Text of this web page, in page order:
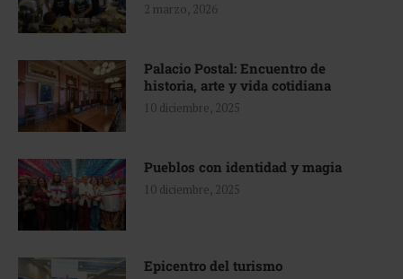
2 marzo, 2026
Palacio Postal: Encuentro de
historia, arte y vida cotidiana
10 diciembre, 2025
Pueblos con identidad y magia
10 diciembre, 2025
Epicentro del turismo